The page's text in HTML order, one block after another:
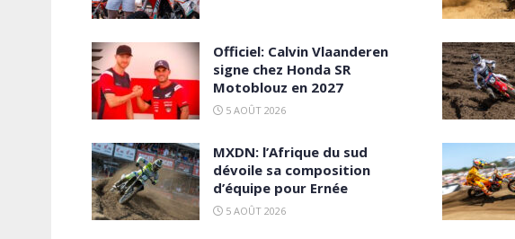
Officiel: Calvin Vlaanderen
signe chez Honda SR
Motoblouz en 2027
5 AOÛT 2026
MXDN: l’Afrique du sud
dévoile sa composition
d’équipe pour Ernée
5 AOÛT 2026